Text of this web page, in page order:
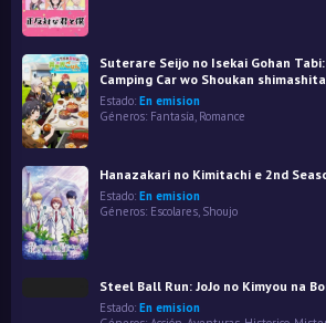
Suterare Seijo no Isekai Gohan
Camping Car wo Shoukan shimashita
Estado: En emision
Géneros: Fantasía Romance
Hanazakari no Kimitachi e 2nd
Estado: En emision
Géneros: Escolares, Shoujo
Steel Ball Run: JoJo no Kimyou na
Estado: En emision